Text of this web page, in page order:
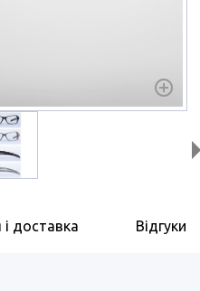
доставка Відгуки